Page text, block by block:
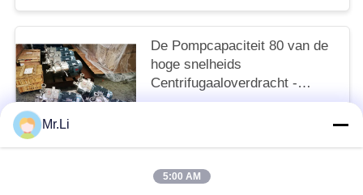
De Pompcapaciteit 80 van de
hoge snelheids
Centrifugaaloverdracht -
180T/D-Roestvrij
Mr.Li
5:00 AM